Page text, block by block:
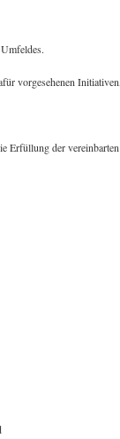
vorgesehenen
Erfüllung der